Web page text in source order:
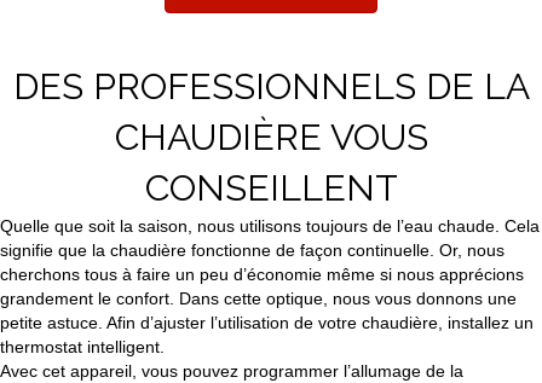
DES PROFESSIONNELS DE LA
CHAUDIÈRE VOUS
CONSEILLENT
Quelle que soit la saison, nous utilisons toujours de l’eau chaude. Cela
signifie que la chaudière fonctionne de façon continuelle. Or, nous
cherchons tous à faire un peu d’économie même si nous apprécions
grandement le confort. Dans cette optique, nous vous donnons une
petite astuce. Afin d’ajuster l’utilisation de votre chaudière, installez un
thermostat intelligent.
Avec cet appareil, vous pouvez programmer l’allumage de la